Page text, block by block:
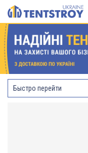
Быстро перейти